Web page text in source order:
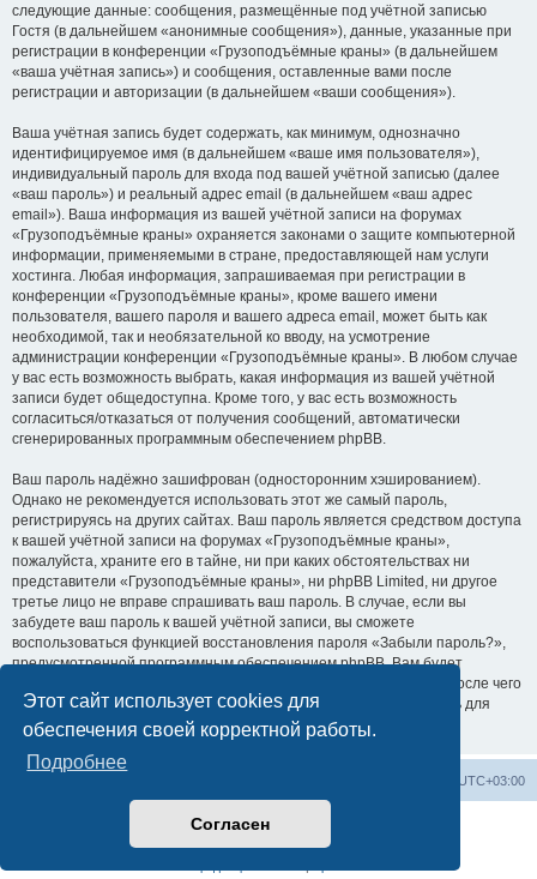
Этот сайт использует cookies для
обеспечения своей корректной работы.
Подробнее
Согласен
следующие данные: сообщения, размещённые под учётной записью
Гостя (в дальнейшем «анонимные сообщения»), данные, указанные при
регистрации в конференции «Грузоподъёмные краны» (в дальнейшем
«ваша учётная запись») и сообщения, оставленные вами после
регистрации и авторизации (в дальнейшем «ваши сообщения»).
Ваша учётная запись будет содержать, как минимум, однозначно
идентифицируемое имя (в дальнейшем «ваше имя пользователя»),
индивидуальный пароль для входа под вашей учётной записью (далее
«ваш пароль») и реальный адрес email (в дальнейшем «ваш адрес
email»). Ваша информация из вашей учётной записи на форумах
«Грузоподъёмные краны» охраняется законами о защите компьютерной
информации, применяемыми в стране, предоставляющей нам услуги
хостинга. Любая информация, запрашиваемая при регистрации в
конференции «Грузоподъёмные краны», кроме вашего имени
пользователя, вашего пароля и вашего адреса email, может быть как
необходимой, так и необязательной ко вводу, на усмотрение
администрации конференции «Грузоподъёмные краны». В любом случае
у вас есть возможность выбрать, какая информация из вашей учётной
записи будет общедоступна. Кроме того, у вас есть возможность
согласиться/отказаться от получения сообщений, автоматически
сгенерированных программным обеспечением phpBB.
Ваш пароль надёжно зашифрован (односторонним хэшированием).
Однако не рекомендуется использовать этот же самый пароль,
регистрируясь на других сайтах. Ваш пароль является средством доступа
к вашей учётной записи на форумах «Грузоподъёмные краны»,
пожалуйста, храните его в тайне, ни при каких обстоятельствах ни
представители «Грузоподъёмные краны», ни phpBB Limited, ни другое
третье лицо не вправе спрашивать ваш пароль. В случае, если вы
забудете ваш пароль к вашей учётной записи, вы сможете
воспользоваться функцией восстановления пароля «Забыли пароль?»,
предусмотренной программным обеспечением phpBB. Вам будет
необходимо ввести ваше имя пользователя и ваш адрес email, после чего
программное обеспечение phpBB сгенерирует вам новый пароль для
вашей учётной записи.
UTC+03:00
Создано на основеphpBB® Forum Software © phpBB Limited
Русская поддержка phpBB